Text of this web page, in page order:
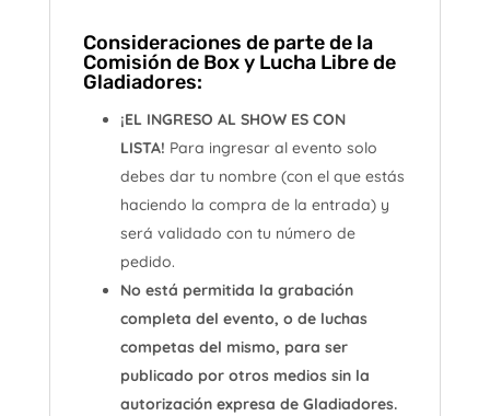
Consideraciones de parte de la
Comisión de Box y Lucha Libre de
Gladiadores:
¡EL INGRESO AL SHOW ES CON
LISTA! Para ingresar al evento solo
debes dar tu nombre (con el que estás
haciendo la compra de la entrada) y
será validado con tu número de
pedido.
No está permitida la grabación
completa del evento, o de luchas
competas del mismo, para ser
publicado por otros medios sin la
autorización expresa de Gladiadores.